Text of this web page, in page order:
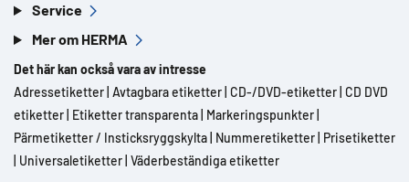
Service
Mer om HERMA
Det här kan också vara av intresse
Adressetiketter Avtagbara etiketter CD-/DVD-etiketter CD DVD
etiketter Etiketter transparenta Markeringspunkter
Pärmetiketter / Insticksryggskylta Nummeretiketter Prisetiketter
Universaletiketter Väderbeständiga etiketter